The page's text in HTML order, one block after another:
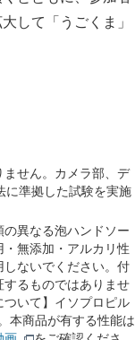
して「うごくま」
せん。カメラ部、デ
に準拠した試験を実施
異なる泡ハンドソー
無添加・アルカリ性
ないでください。付
るものではありませ
いて】イソプロピル
本商品が有する性能は